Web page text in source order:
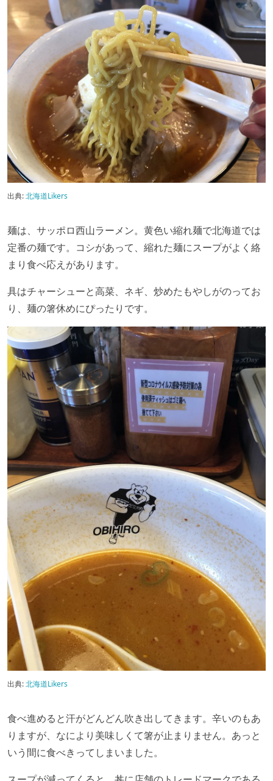
出典:北海道Likers
麺は、サッポロ西山ラーメン。黄色い縮れ麺で北海道では
定番の麺です。コシがあって、縮れた麺にスープがよく絡
まり食べ応えがあります。
具はチャーシューと高菜、ネギ、炒めたもやしがのってお
り、麺の箸休めにぴったりです。
出典:北海道Likers
食べ進めると汗がどんどん吹き出してきます。辛いのもあ
りますが、なにより美味しくて箸が止まりません。あっと
いう間に食べきってしまいました。